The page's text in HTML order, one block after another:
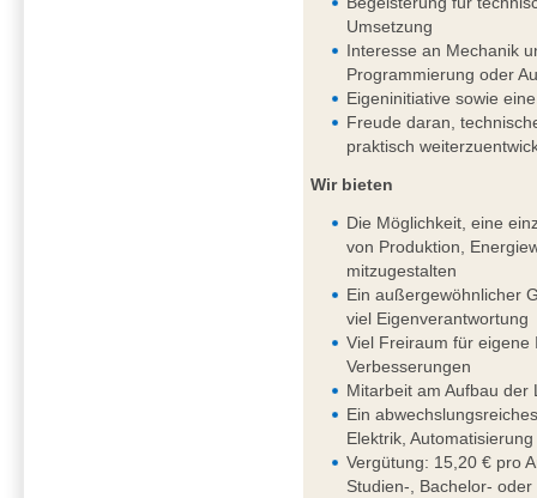
Umsetzung
Interesse an Mechanik
Programmierung oder
Eigeninitiative sowie
Freude daran,
praktisch
Wir bieten
Die Möglichkeit, eine
von Produktion,
mitzugestalten
Ein außergewöhnlicher
viel Eigenverantwortung
Viel Freiraum für eigene
Verbesserungen
Mitarbeit am Aufbau der
Ein
Elektrik,
Vergütung: 15,20 € pro
Studien-, Bachelor-